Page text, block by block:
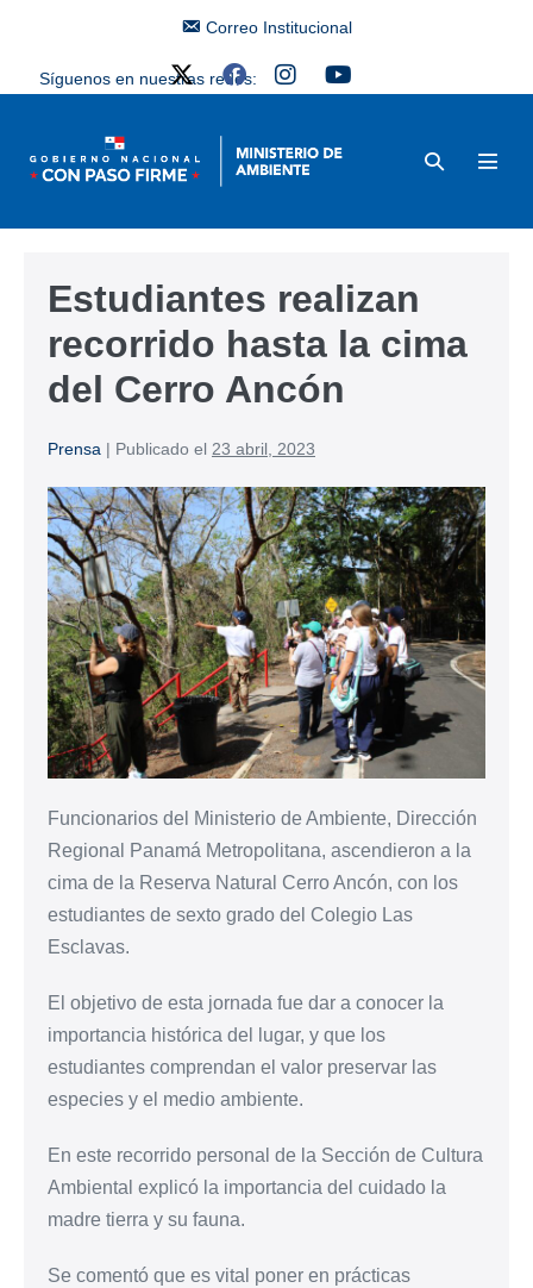
Correo Institucional
Síguenos en nuestras redes:
Estudiantes realizan
recorrido hasta la cima
del Cerro Ancón
Prensa | Publicado el 23 abril, 2023
Funcionarios del Ministerio de Ambiente, Dirección
Regional Panamá Metropolitana, ascendieron a la
cima de la Reserva Natural Cerro Ancón, con los
estudiantes de sexto grado del Colegio Las
Esclavas.
El objetivo de esta jornada fue dar a conocer la
importancia histórica del lugar, y que los
estudiantes comprendan el valor preservar las
especies y el medio ambiente.
En este recorrido personal de la Sección de Cultura
Ambiental explicó la importancia del cuidado la
madre tierra y su fauna.
Se comentó que es vital poner en prácticas